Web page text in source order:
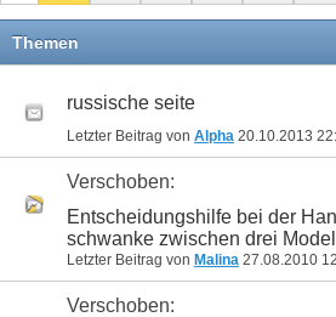
11
Themen
russische seite
Letzter Beitrag von Alpha 20.10.2013
Verschoben:
Entscheidungshilfe bei der
schwanke zwischen drei
Letzter Beitrag von Malina 27.08.2010
Verschoben: